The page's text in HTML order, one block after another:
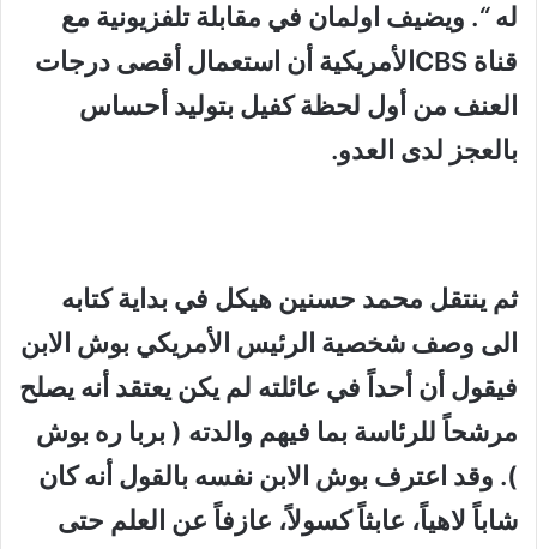
له“. ويضيف اولمان في مقابلة تلفزيونية مع
قناة CBSالأمريكية أن استعمال أقصى درجات
العنف من أول لحظة كفيل بتوليد أحساس
بالعجز لدى العدو.
ثم ينتقل محمد حسنين هيكل في بداية كتابه
الى وصف شخصية الرئيس الأمريكي بوش الابن
فيقول أن أحداً في عائلته لم يكن يعتقد أنه يصلح
مرشحاً للرئاسة بما فيهم والدته ( بربا ره بوش
). وقد اعترف بوش الابن نفسه بالقول أنه كان
شاباً لاهياً، عابثاً كسولاً، عازفاً عن العلم حتى